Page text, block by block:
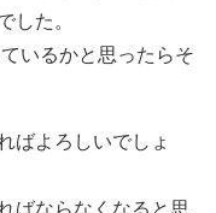
した。
いるかと思ったらそ
ばよろしいでしょ
ばならなくなると思